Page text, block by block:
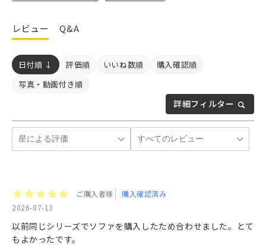
レビュー Q&A
詳細フィルター
日付順 ↓ 評価順 いいね数順
購入確認順
写真・動画付き順
ご購入者様
購入確認済み
2026-07-13
以前同じシリーズでソファを購入したため合わせました。とて
もよかったです。